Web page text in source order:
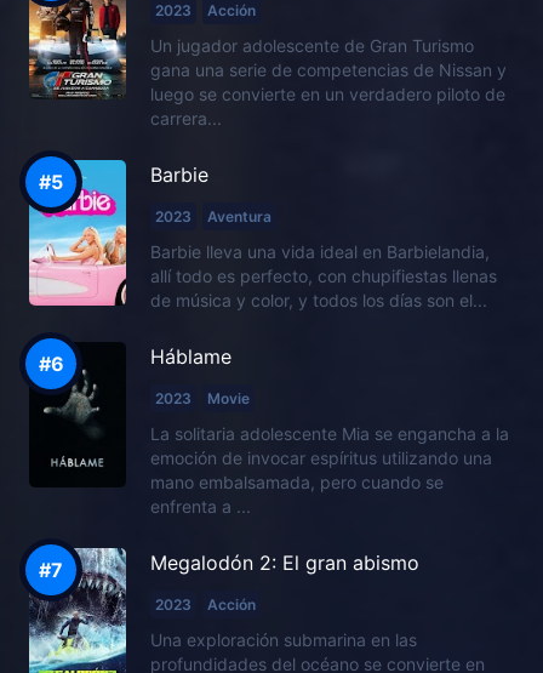
2023 Acción
Un jugador adolescente de Gran Turismo
gana una serie de competencias de Nissan y
luego se convierte en un verdadero piloto de
carrera...
Barbie
2023 Aventura
Barbie lleva una vida ideal en Barbielandia,
allí todo es perfecto, con chupifiestas llenas
de música y color, y todos los días son el...
Háblame
2023 Movie
La solitaria adolescente Mia se engancha a la
emoción de invocar espíritus utilizando una
mano embalsamada, pero cuando se
enfrenta a ...
Megalodón 2: El gran abismo
2023 Acción
Una exploración submarina en las
profundidades del océano se convierte en